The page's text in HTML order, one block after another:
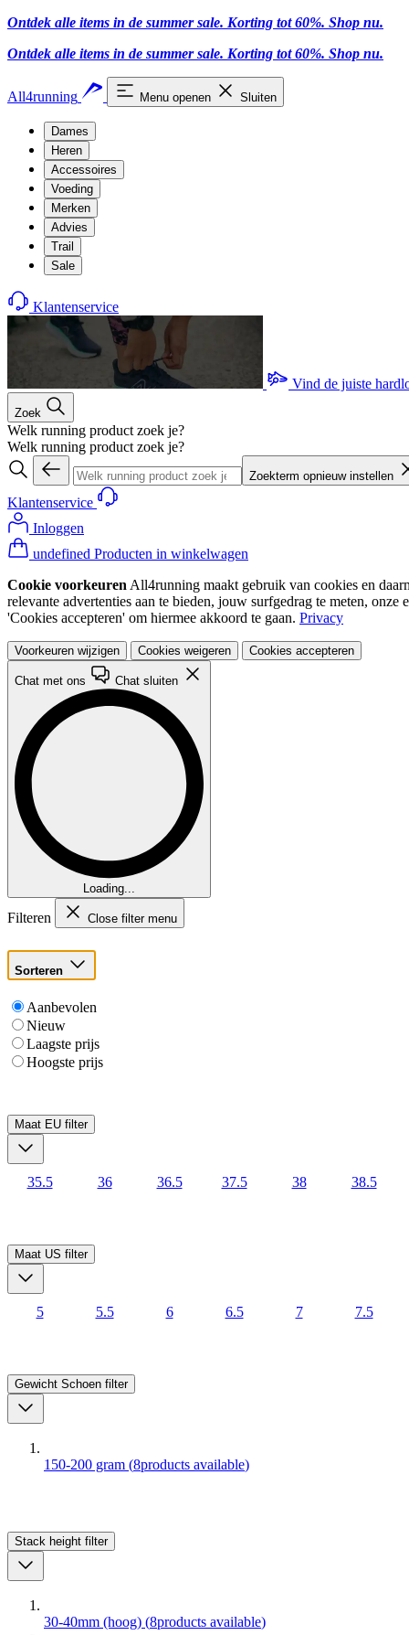
Ontdek alle items in de summer sale. Korting tot 60%. Shop nu.
Ontdek alle items in de summer sale. Korting tot 60%. Shop nu.
All4running Menu openen Sluiten
Dames
Heren
Accessoires
Voeding
Merken
Advies
Trail
Sale
Klantenservice
Vind de juiste
Zoek
Welk running product zoek je?
Welk running product zoek je?
Zoekterm opnieuw instellen
Klantenservice
Inloggen
undefined Producten in winkelwagen
Cookie voorkeuren All4running maakt gebruik van cookies en
relevante advertenties aan te bieden, jouw surfgedrag te meten,
'Cookies accepteren' om hiermee akkoord te gaan. Privacy
Voorkeuren wijzigen Cookies weigeren Cookies accepteren
Chat met ons Chat sluiten
Loading...
Filteren Close filter menu
Sorteren
Aanbevolen
Nieuw
Laagste prijs
Hoogste prijs
Maat EU filter
35.5 36 36.5 37.5 38 38.5
Maat US filter
5 5.5 6 6.5 7 7.5
Gewicht Schoen filter
150-200 gram (8products available)
Stack height filter
30-40mm (hoog) (8products available)